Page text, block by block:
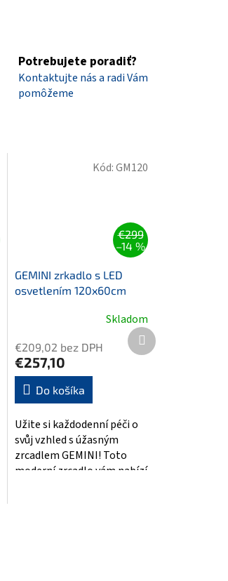
Potrebujete poradiť?
Kontaktujte nás a radi Vám
pomôžeme
€299
–14 %
GEMINI zrkadlo s LED
osvetlením 120x60cm
Skladom
€209,02 bez DPH
€257,10
Do košíka
Užite si každodenní péči o
svůj vzhled s úžasným
zrcadlem GEMINI! Toto
moderní zrcadlo vám nabízí
Kód:GM120
Ďalší
produkt